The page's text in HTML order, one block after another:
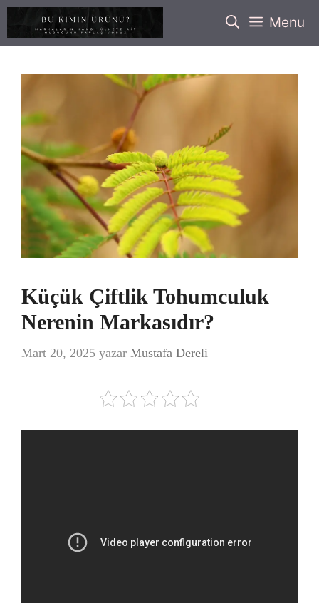
İçeriğe
Menu
Küçük Çiftlik Tohumculuk
Nerenin Markasıdır?
Mart 20, 2025 yazar Mustafa Dereli